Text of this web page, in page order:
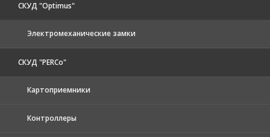
СКУД "Optimus"
Электромеханические замки
СКУД "PERCo"
Картоприемники
Контроллеры